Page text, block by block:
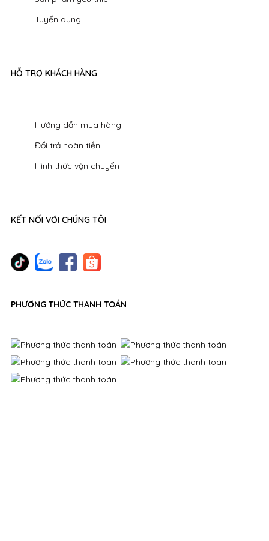
Tuyển dụng
HỖ TRỢ KHÁCH HÀNG
Hướng dẫn mua hàng
Đổi trả hoàn tiền
Hình thức vận chuyển
KẾT NỐI VỚI CHÚNG TÔI
PHƯƠNG THỨC THANH TOÁN